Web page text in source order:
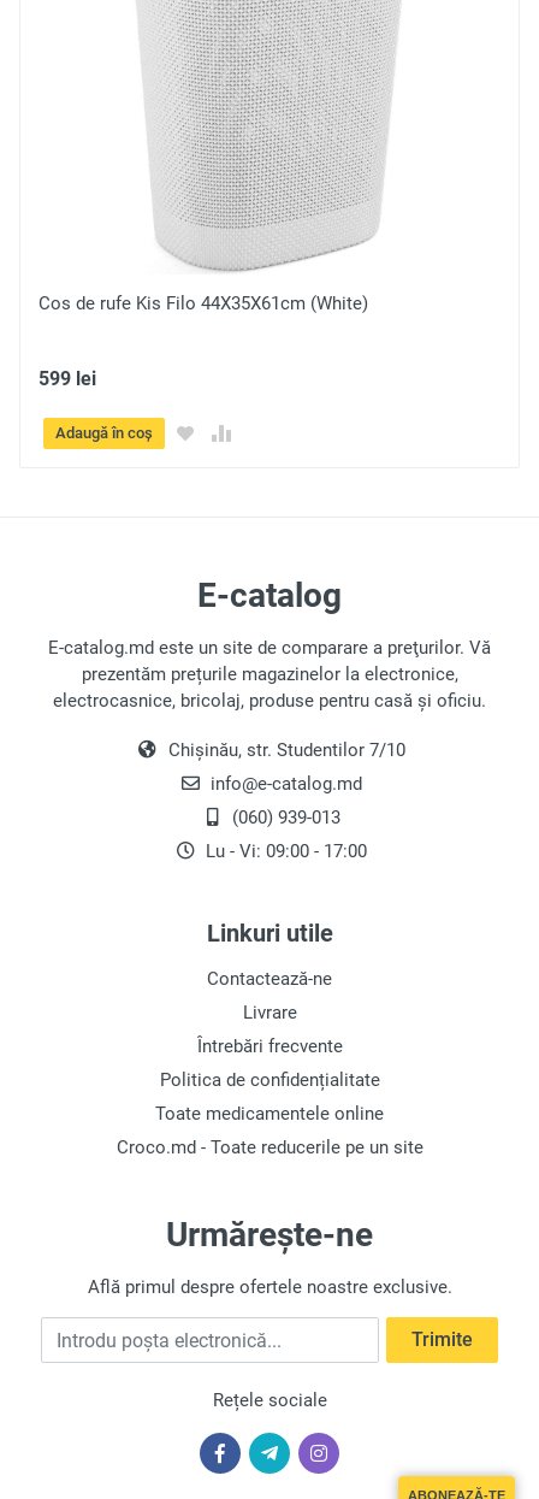
Trimite
Cos de rufe Kis Filo 44X35X61cm (White)
599 lei
Adaugă în coș
E-catalog
E-catalog.md este un site de comparare a preţurilor. Vă
prezentăm prețurile magazinelor la electronice,
electrocasnice, bricolaj, produse pentru casă și oficiu.
Chișinău, str. Studentilor 7/10
info@e-catalog.md
(060) 939-013
Lu - Vi: 09:00 - 17:00
Linkuri utile
Contactează-ne
Livrare
Întrebări frecvente
Politica de confidențialitate
Toate medicamentele online
Croco.md - Toate reducerile pe un site
Urmărește-ne
Află primul despre ofertele noastre exclusive.
Introdu poșta electronică Trimite
Rețele sociale
ABONEAZĂ-TE